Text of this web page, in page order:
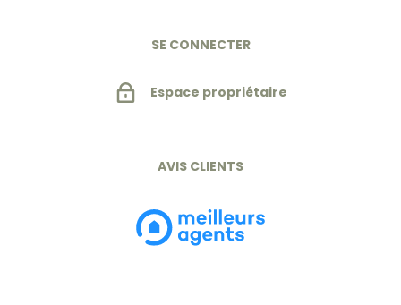
SE CONNECTER
Espace propriétaire
AVIS CLIENTS